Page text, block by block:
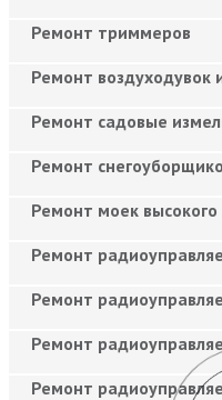
Ремонт триммеров
Ремонт воздуходувок
Ремонт садовые
Ремонт
Ремонт моек высокого
Ремонт
Ремонт
Ремонт
Ремонт